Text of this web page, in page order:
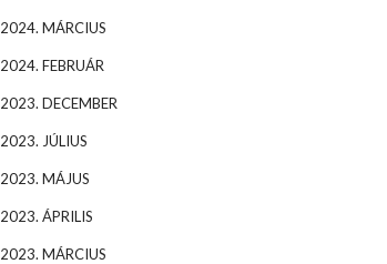
2024. MÁRCIUS
2024. FEBRUÁR
2023. DECEMBER
2023. JÚLIUS
2023. MÁJUS
2023. ÁPRILIS
2023. MÁRCIUS